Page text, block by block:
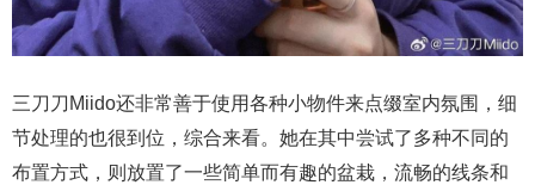
三刀刀Miido还非常善于使用各种小物件来点缀室内氛围，细
节处理的也很到位，综合来看。她在其中尝试了多种不同的
布置方式，则放置了一些简单而有趣的盆栽，流畅的线条和